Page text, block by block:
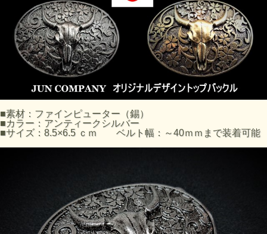
■素材：ファインピューター（錫）
■カラー：アンティークシルバー
■サイズ：8.5×6.5 ｃｍ ベルト幅：～40ｍｍまで装着可能